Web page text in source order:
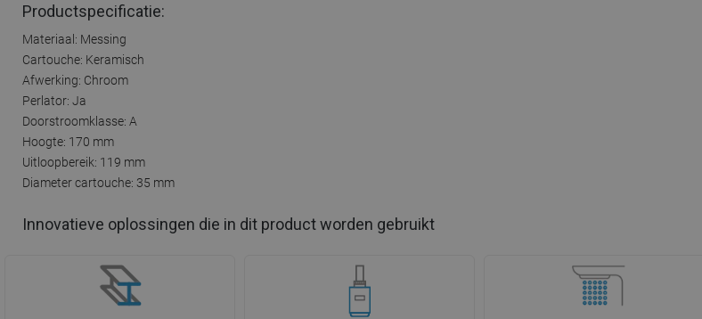
Productspecificatie:
Materiaal: Messing
Cartouche: Keramisch
Afwerking: Chroom
Perlator: Ja
Doorstroomklasse: A
Hoogte: 170 mm
Uitloopbereik: 119 mm
Diameter cartouche: 35 mm
Innovatieve oplossingen die in dit product worden gebruikt